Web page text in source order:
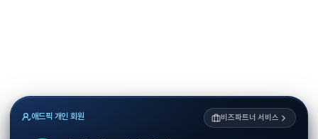
애드픽 개인 회원 비즈파트너 서비스